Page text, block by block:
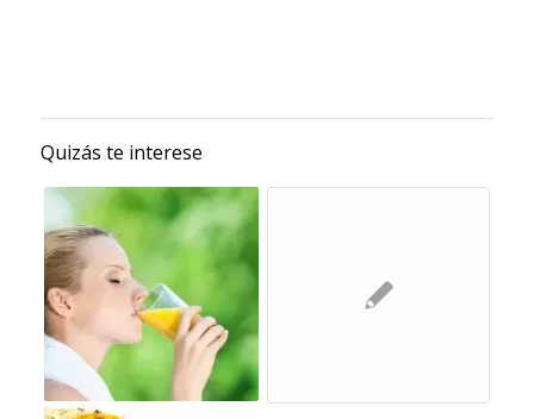
Quizás te interese